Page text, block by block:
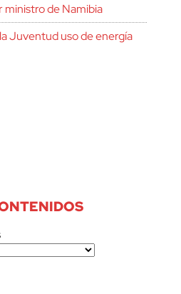
ministro de Namibia
Juventud uso de energía